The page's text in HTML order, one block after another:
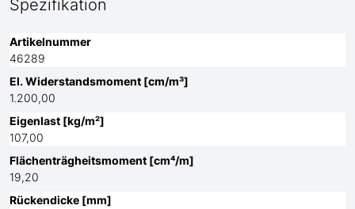
Spezifikation
Artikelnummer
46289
El. Widerstandsmoment [cm/m³]
1.200,00
Eigenlast [kg/m²]
107,00
Flächenträgheitsmoment [cm⁴/m]
19,20
Rückendicke [mm]